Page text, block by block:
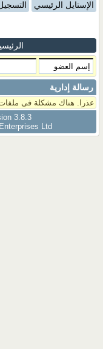
الإستايل الرئيسي
رسالة إدارية
عذرا. هناك مشكلة فى ملفات
3.8.3
Ltd.